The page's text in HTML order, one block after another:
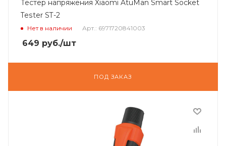
Тестер напряжения Xiaomi AtuMan Smart Socket
Tester ST-2
Нет в наличии Арт.: 6971720841003
649 руб./шт
ПОД ЗАКАЗ